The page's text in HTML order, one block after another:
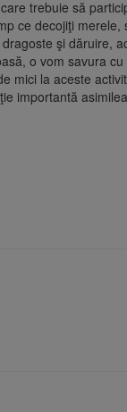
trebuie să
ce decojiţi
şi dăruire,
o vom savura
mici la aceste
importantă